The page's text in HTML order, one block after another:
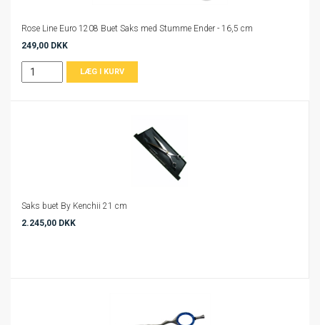
Rose Line Euro 1208 Buet Saks med Stumme Ender - 16,5 cm
249,00 DKK
Saks buet By Kenchii 21 cm
2.245,00 DKK